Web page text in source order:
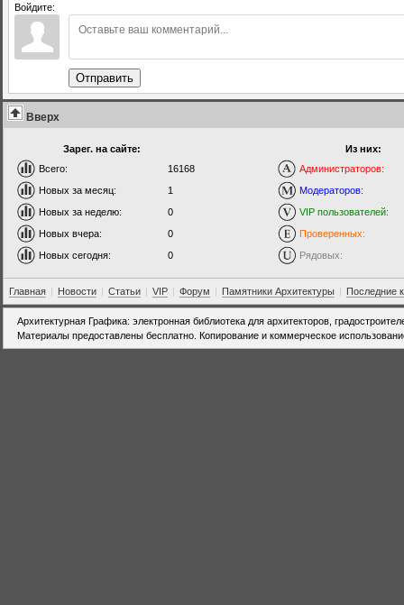
Войдите:
Отправить
Вверх
Зарег. на сайте:
Всего:
16168
Новых за месяц:
1
Новых за неделю:
0
Новых вчера:
0
Новых сегодня:
0
Из них:
Администраторов:
Модераторов:
VIP пользователей:
Проверенных:
Рядовых:
Главная | Новости | Статьи | VIP | Форум | Памятники Архитектуры | Последние
Архитектурная Графика: электронная библиотека для архитекторов,
Материалы предоставлены бесплатно. Копирование и коммерческое